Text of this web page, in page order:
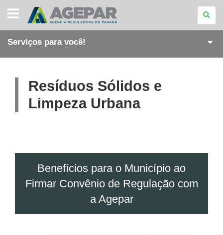
AGÊNCIA
REGULADORA
DO
PARANÁ
Serviços para você!
Resíduos Sólidos e
Limpeza Urbana
Benefícios para o Município ao
Firmar Convênio de Regulação com
a Agepar